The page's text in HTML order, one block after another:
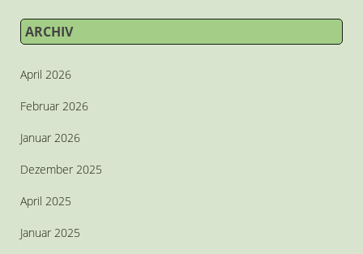
ARCHIV
April 2026
Februar 2026
Januar 2026
Dezember 2025
April 2025
Januar 2025